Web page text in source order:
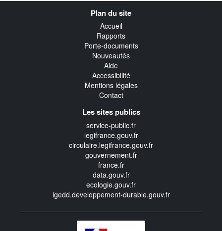
Plan du site
Accueil
Rapports
Porte-documents
Nouveautés
Aide
Accessibilité
Mentions légales
Contact
Les sites publics
service-public.fr
legifrance.gouv.fr
circulaire.legifrance.gouv.fr
gouvernement.fr
france.fr
data.gouv.fr
ecologie.gouv.fr
igedd.developpement-durable.gouv.fr